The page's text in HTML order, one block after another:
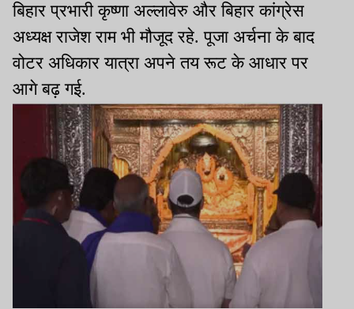
बिहार प्रभारी कृष्णा अल्लावेरु और बिहार कांग्रेस
अध्यक्ष राजेश राम भी मौजूद रहे. पूजा अर्चना के बाद
वोटर अधिकार यात्रा अपने तय रूट के आधार पर
आगे बढ़ गई.